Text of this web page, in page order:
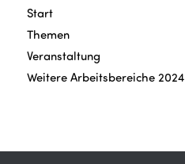
Start
Themen
Veranstaltung
Weitere Arbeitsbereiche 2024